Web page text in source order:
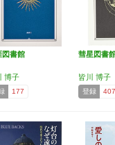
図書館
博子
177
彗星図書
皆川 博子
登録 407